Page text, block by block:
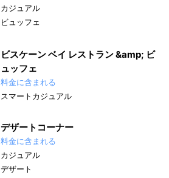
カジュアル
ビュッフェ
ビスケーン ベイ レストラン &amp; ビ
ュッフェ
料金に含まれる
スマートカジュアル
デザートコーナー
料金に含まれる
カジュアル
デザート